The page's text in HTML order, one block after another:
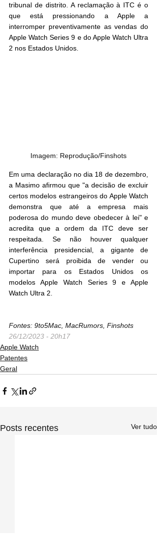
tribunal de distrito. A reclamação à ITC é o
que está pressionando a Apple a
interromper preventivamente as vendas do
Apple Watch Series 9 e do Apple Watch Ultra
2 nos Estados Unidos.
Imagem: Reprodução/Finshots
Em uma declaração no dia 18 de dezembro,
a Masimo afirmou que "a decisão de excluir
certos modelos estrangeiros do Apple Watch
demonstra que até a empresa mais
poderosa do mundo deve obedecer à lei" e
acredita que a ordem da ITC deve ser
respeitada. Se não houver qualquer
interferência presidencial, a gigante de
Cupertino será proibida de vender ou
importar para os Estados Unidos os
modelos Apple Watch Series 9 e Apple
Watch Ultra 2.
Fontes: 9to5Mac, MacRumors, Finshots
26/12/2023 - 20h17
Apple Watch
Patentes
Geral
Posts recentes Ver tudo